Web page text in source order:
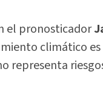
el pronosticador
climático es
representa